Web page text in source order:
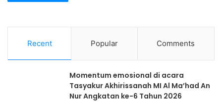
Recent Popular Comments
Momentum emosional di acara
Tasyakur Akhirissanah MI Al Ma’had An
Nur Angkatan ke-6 Tahun 2026